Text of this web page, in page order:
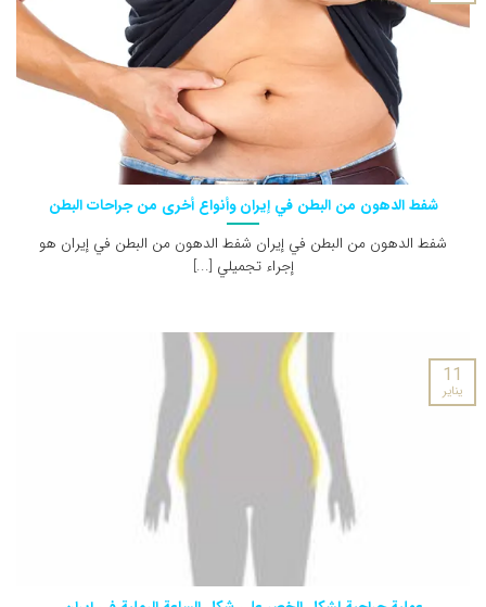
شفط الدهون من البطن في إيران وأنواع أخرى من جراحات البطن
شفط الدهون من البطن في إيران شفط الدهون من البطن في إيران هو
إجراء تجميلي [...]
11
يناير